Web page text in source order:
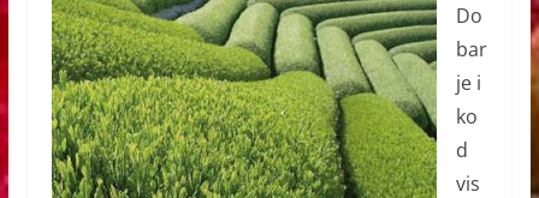
Do
bar
je i
ko
d
vis